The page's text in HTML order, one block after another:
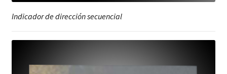
Indicador de dirección secuencial